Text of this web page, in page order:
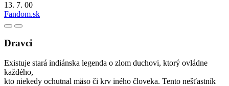
13. 7. 00
Fandom.sk
Dravci
Existuje stará indiánska legenda o zlom duchovi, ktorý ovládne
každého,
kto niekedy ochutnal mäso či krv iného človeka. Tento nešťastník